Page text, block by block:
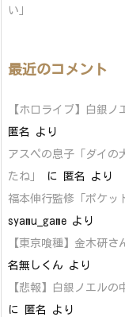
い」
最近のコメント
【ホロライブ】白銀
匿名
より
アスペの息子「ダイの
たね」
に 匿名
より
福本伸行監修「ポケッ
syamu_game より
【東京喰種】金木研さ
名無しくん より
【悲報】白銀ノエル
に
匿名 より